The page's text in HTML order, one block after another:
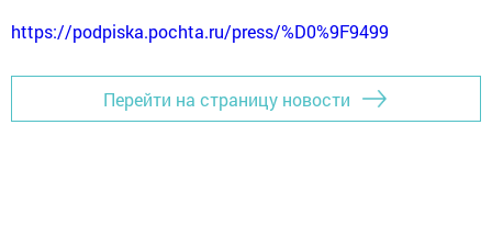
https://podpiska.pochta.ru/press/%D0%9F9499
Перейти на страницу новости